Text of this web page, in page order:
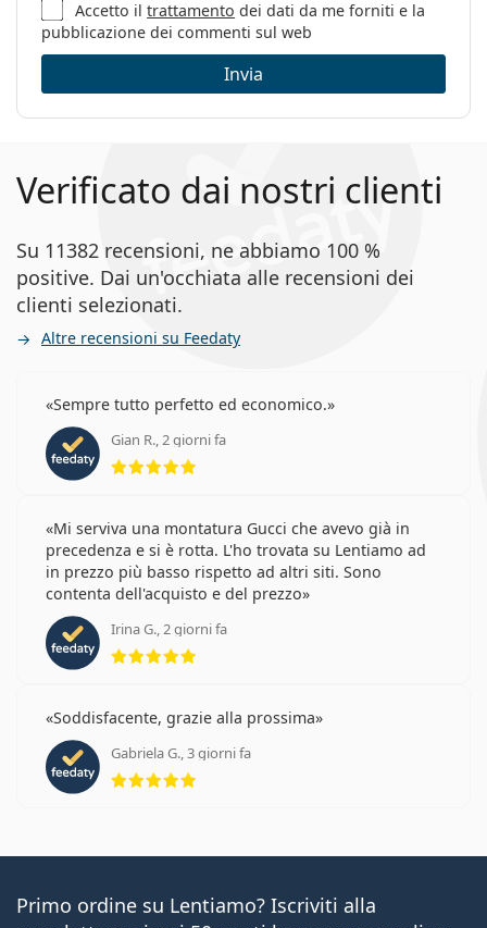
Sesso:
Uomo
Categorie:
Occhiali da vista
Codice:
FOS 7110/G 003 19 54
Accetto iltrattamento dei dati da me forniti e la
pubblicazione dei commenti sul web
Invia
Verificato dai nostri clienti
Su 11382 recensioni, ne abbiamo 100 %
positive. Dai un'occhiata alle recensioni dei
clienti selezionati.
Altre recensioni su Feedaty
Sempre tutto perfetto ed economico.
Gian R., 2 giorni fa
Mi serviva una montatura Gucci che avevo già in
precedenza e si è rotta. L'ho trovata su Lentiamo ad
in prezzo più basso rispetto ad altri siti. Sono
contenta dell'acquisto e del prezzo
Irina G., 2 giorni fa
Soddisfacente, grazie alla prossima
Gabriela G., 3 giorni fa
valutazione 5 di 5
Primo ordine su Lentiamo? Iscriviti alla